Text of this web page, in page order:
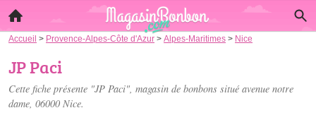
Accueil > Provence-Alpes-Côte d'Azur > Alpes-Maritimes > Nice
JP Paci
Cette fiche présente "JP Paci", magasin de bonbons situé avenue notre
dame, 06000 Nice.